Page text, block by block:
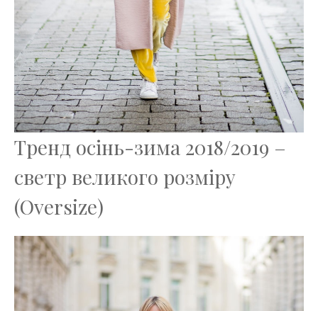
Тренд осінь-зима 2018/2019 –
светр великого розміру
(Oversize)